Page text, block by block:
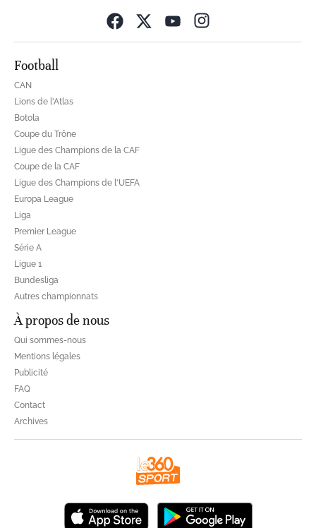
Football
CAN
Lions de l'Atlas
Botola
Coupe du Trône
Ligue des Champions de la CAF
Coupe de la CAF
Ligue des Champions de l'UEFA
Europa League
Liga
Premier League
Série A
Ligue 1
Bundesliga
Autres championnats
À propos de nous
Qui sommes-nous
Mentions légales
Publicité
FAQ
Contact
Archives